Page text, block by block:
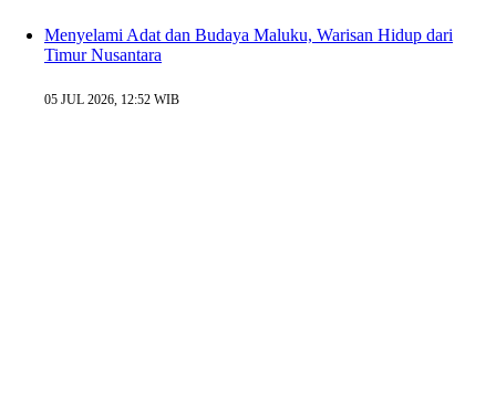
Menyelami Adat dan Budaya Maluku, Warisan Hidup dari
Timur Nusantara
05 JUL 2026, 12:52 WIB